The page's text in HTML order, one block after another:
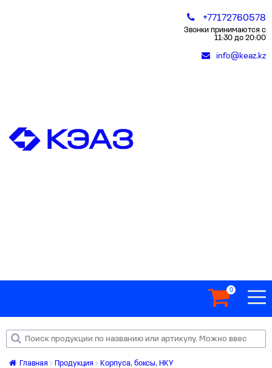
+77172760578
Звонки принимаются с
11:30 до 20:00
info@keaz.kz
0
Главная Продукция Корпуса, боксы, НКУ